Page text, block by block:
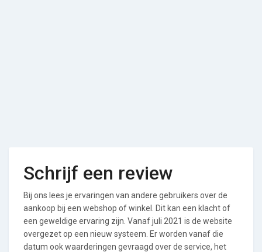
Schrijf een review
Bij ons lees je ervaringen van andere gebruikers over de
aankoop bij een webshop of winkel. Dit kan een klacht of
een geweldige ervaring zijn. Vanaf juli 2021 is de website
overgezet op een nieuw systeem. Er worden vanaf die
datum ook waarderingen gevraagd over de service, het